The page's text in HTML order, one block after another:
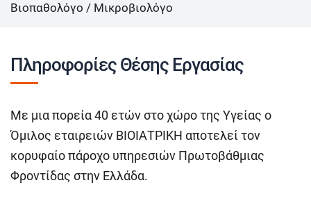
Βιοπαθολόγο / Μικροβιολόγο
Πληροφορίες Θέσης Εργασίας
Με μια πορεία 40 ετών στο χώρο της Υγείας ο
Όμιλος εταιρειών ΒΙΟΙΑΤΡΙΚΗ αποτελεί τον
κορυφαίο πάροχο υπηρεσιών Πρωτοβάθμιας
Φροντίδας στην Ελλάδα.